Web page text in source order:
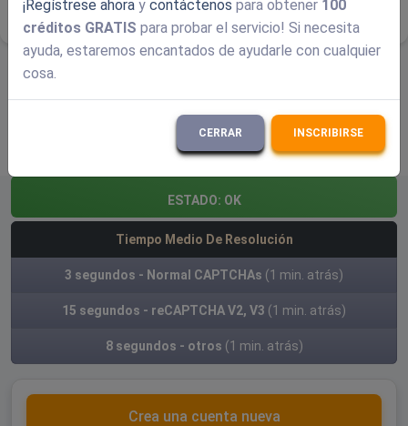
Recursos relacionados
Fiabilidad|Preguntas frecuentes|Estado
ESTADO: OK
Tiempo Medio De Resolución
3 segundos - Normal CAPTCHAs (1 min. atrás)
15 segundos - reCAPTCHA V2, V3 (1 min. atrás)
8 segundos - otros (1 min. atrás)
Crea una cuenta nueva
¡Regístrese ahora y contáctenos para obtener 100
créditos GRATIS para probar el servicio! Si necesita
ayuda, estaremos encantados de ayudarle con cualquier
cosa.
CERRAR INSCRIBIRSE